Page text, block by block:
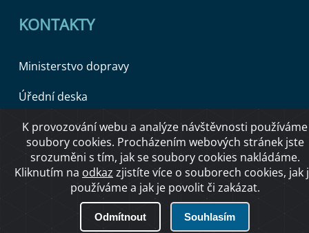
KONTAKTY
Ministerstvo dopravy
Úřední deska
Copyright © 2026 Ministerstvo dopravy ČR
O přístupnosti
K provozování webu a analýze návštěvnosti používáme
soubory cookies. Procházením webových stránek jste
srozuměni s tím, jak se soubory cookies nakládáme.
Kliknutím na odkaz zjistíte více o souborech cookies, jak
používáme a jak je povolit či zakázat.
Odmítnout Souhlasím